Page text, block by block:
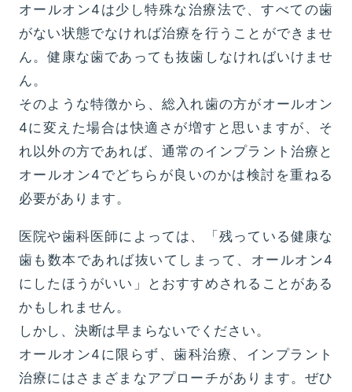
オールオン4は少し特殊な治療法で、すべての歯
がない状態でなければ治療を行うことができませ
ん。健康な歯であっても抜歯しなければいけませ
ん。
そのような特徴から、総入れ歯の方がオールオン
4に変えた場合は快適さが増すと思いますが、そ
れ以外の方であれば、通常のインプラント治療と
オールオン4でどちらが良いのかは検討を重ねる
必要があります。
医院や歯科医師によっては、「残っている健康な
歯も数本であれば抜いてしまって、オールオン4
にしたほうがいい」とおすすめされることがある
かもしれません。
しかし、決断は早まらないでください。
オールオン4に限らず、歯科治療、インプラント
治療にはさまざまなアプローチがあります。ぜひ